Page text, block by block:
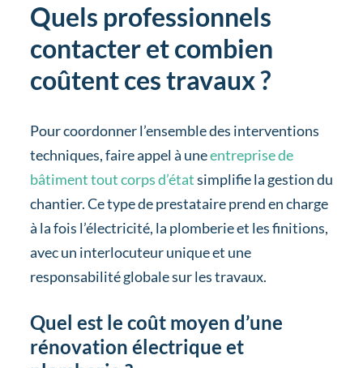
Quels professionnels
contacter et combien
coûtent ces travaux ?
Pour coordonner l’ensemble des interventions
techniques, faire appel à uneentreprise de
bâtiment tout corps d’étatsimplifie la gestion du
chantier. Ce type de prestataire prend en charge
à la fois l’électricité, la plomberie et les finitions,
avec un interlocuteur unique et une
responsabilité globale sur les travaux.
Quel est le coût moyen d’une
rénovation électrique et